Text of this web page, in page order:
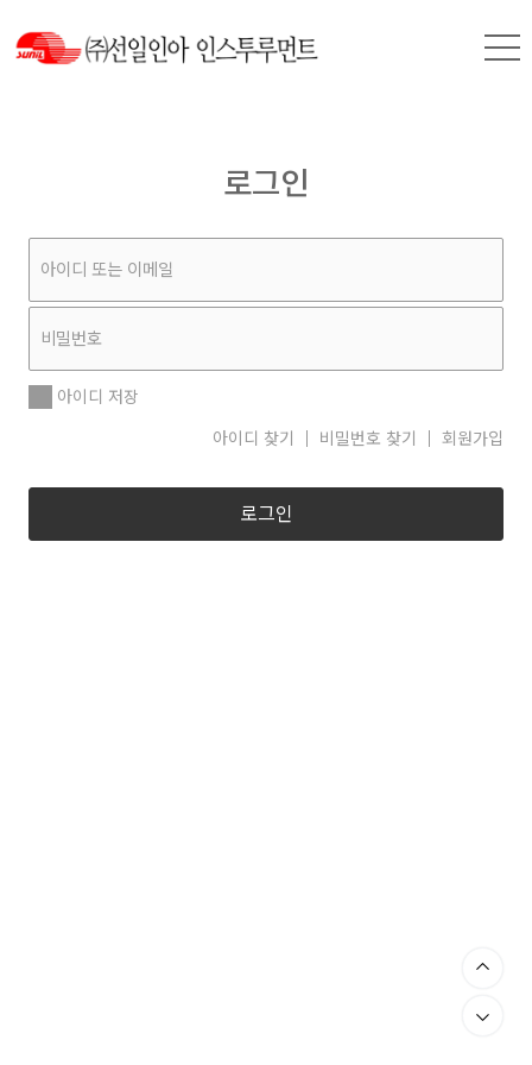
로그인
아이디 저장
아이디 찾기
비밀번호 찾기 회원가입
로그인